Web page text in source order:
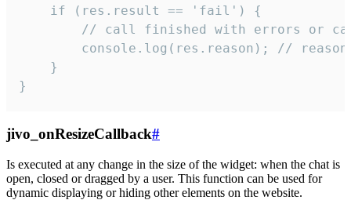
    if (res.result == 'fail') {
// call finished with errors or
console.log(res.reason); //
    }
}
jivo_onResizeCallback#
Is executed at any change in the size of the widget: when the chat is
open, closed or dragged by a user. This function can be used for
dynamic displaying or hiding other elements on the website.